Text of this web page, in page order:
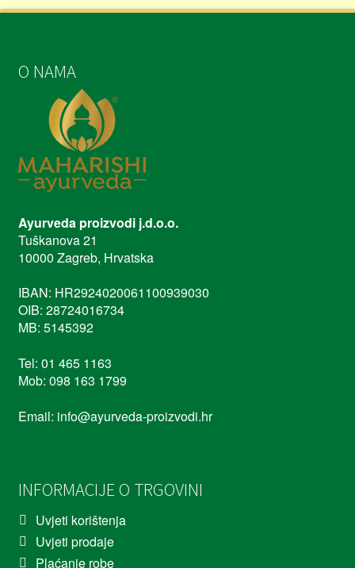
O NAMA
Ayurveda proizvodi j.d.o.o.
Tuškanova 21
10000 Zagreb, Hrvatska
IBAN: HR2924020061100939030
OIB: 28724016734
MB: 5145392
Tel: 01 465 1163
Mob: 098 163 1799
Email: info@ayurveda-proizvodi.hr
INFORMACIJE O TRGOVINI
Uvjeti korištenja
Uvjeti prodaje
Plaćanje robe